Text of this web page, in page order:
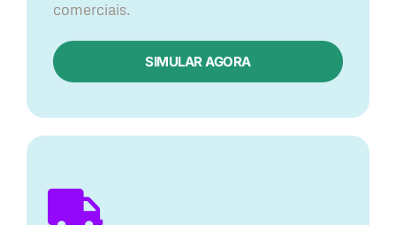
comerciais.
SIMULAR AGORA